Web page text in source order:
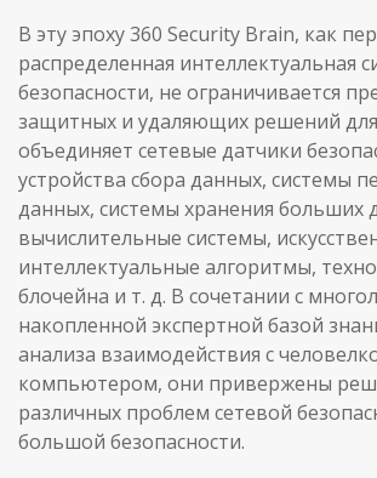
В эту эпоху 360 Security Brain, как
распределенная интеллектуальная
безопасности, не ограничивается
защитных и удаляющих решений
объединяет сетевые датчики
устройства сбора данных, системы
данных, системы хранения больших
вычислительные системы,
интеллектуальные алгоритмы,
блочейна и т. д. В сочетании с
накопленной экспертной базой
анализа взаимодействия с
компьютером, они привержены
различных проблем сетевой
большой безопасности.